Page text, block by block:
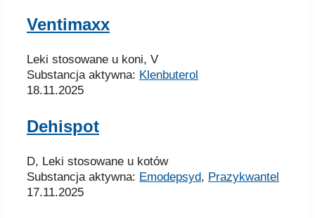
Ventimaxx
Leki stosowane u koni, V
Substancja aktywna: Klenbuterol
18.11.2025
Dehispot
D, Leki stosowane u kotów
Substancja aktywna: Emodepsyd, Prazykwantel
17.11.2025